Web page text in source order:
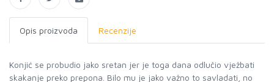
Opis proizvoda Recenzije
Konjić se probudio jako sretan jer je toga dana odlučio vježbati
skakanje preko prepona. Bilo mu je jako važno to savladati, no